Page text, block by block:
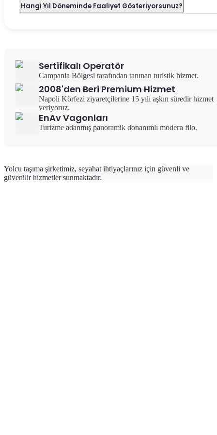
Hangi Yıl Döneminde Faaliyet Gösteriyorsunuz?
Sertifikalı Operatör
Campania Bölgesi tarafından tanınan turistik hizmet.
2008'den Beri Premium Hizmet
Napoli Körfezi ziyaretçilerine 15 yılı aşkın süredir hizmet
veriyoruz.
EnAv Vagonları
Turizme adanmış panoramik donanımlı modern filo.
Yolcu taşıma şirketimiz, seyahat ihtiyaçlarınız için güvenli ve
güvenilir hizmetler sunmaktadır.